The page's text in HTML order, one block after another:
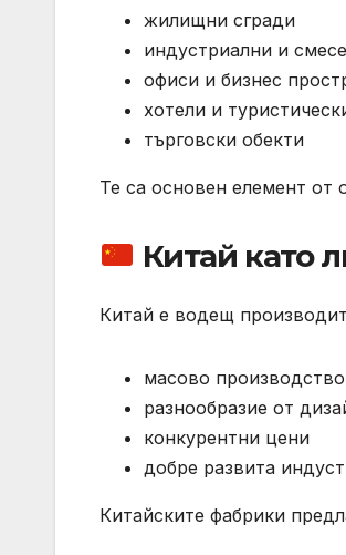
жилищни сгради
индустриални и
офиси и бизнес
хотели и
търговски обекти
Те са основен елемент от
Китай като
Китай е водещ
масово производство
разнообразие от
конкурентни цени
добре развита
Китайските фабрики